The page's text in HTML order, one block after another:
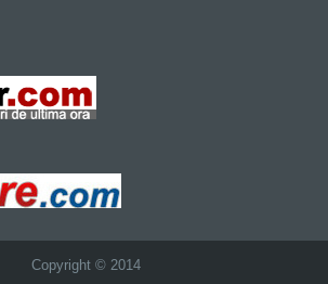
Copyright © 2014